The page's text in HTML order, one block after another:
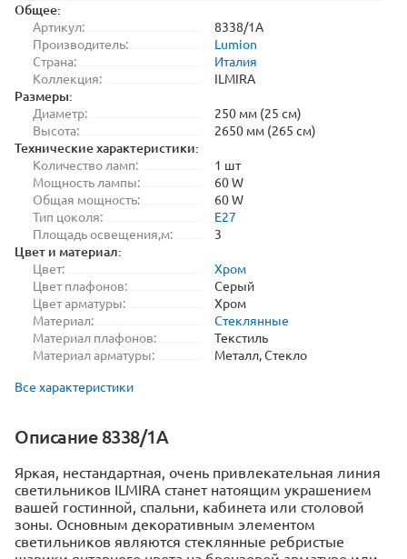
Общее:
Артикул:
8338/1A
Производитель:
Lumion
Страна:
Италия
Коллекция:
ILMIRA
Размеры:
Диаметр:
250 мм (25 см)
Высота:
2650 мм (265 см)
Технические характеристики:
Количество ламп:
1 шт
Мощность лампы:
60 W
Общая мощность:
60 W
Тип цоколя:
E27
Площадь освещения,м:
3
Цвет и материал:
Цвет:
Хром
Цвет плафонов:
Серый
Цвет арматуры:
Хром
Материал:
Стеклянные
Материал плафонов:
Текстиль
Материал арматуры:
Металл, Стекло
Все характеристики
Описание 8338/1A
Яркая, нестандартная, очень привлекательная линия
светильников ILMIRA станет натоящим украшением
вашей гостинной, спальни, кабинета или столовой
зоны. Основным декоративным элементом
светильников являются стеклянные ребристые